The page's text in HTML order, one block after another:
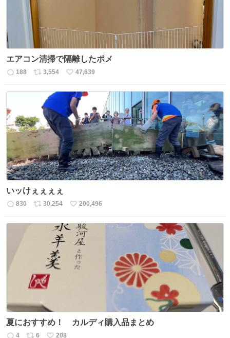
エアコン清掃で隔離したポメ
返
188
リ
数
3,554
い
ね
数
47,639
いッけぇぇぇぇ
返
830
リ
30,254
い
ね
数
200,496
夏におすすめ！ カルディ購入品まとめ
4 6 208